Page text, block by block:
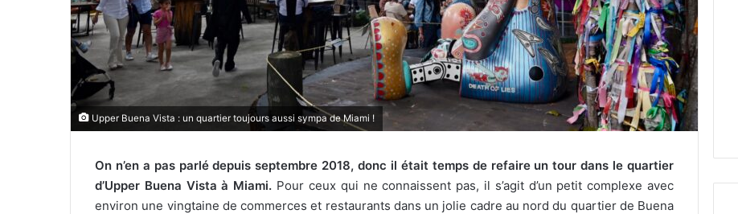
Upper Buena Vista : un quartier toujours aussi sympa de Miami !
On n’en a pas parlé depuis septembre 2018, donc il était temps de refaire un tour dans le quartier
d’Upper Buena Vista à Miami. Pour ceux qui ne connaissent pas, il s’agit d’un petit complexe avec
environ une vingtaine de commerces et restaurants dans un jolie cadre au nord du quartier de Buena